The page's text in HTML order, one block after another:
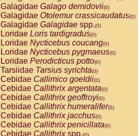
AtelidaeAteles geoffroyi(0)
AtelidaeAteles paniscus(0)
AtelidaeAtelesspp.(0)
Atelidae Lagothrix lagothricha
AtelidaeLagothrix lagothricha cana
PitheciidaeCacajao calvus
PitheciidaeCallicebus cupreus
PitheciidaeCallicebus donacophilus
PitheciidaeCallicebus moloch
PitheciidaeCallicebus torquatus
PitheciidaeCallicebusspp.(0)
PitheciidaeChiropotes satanas(0)
PitheciidaePithecia monachus
PitheciidaePithecia pithecia(0)
CercopithecidaeCercocebus agilis
Galagidae Galago demidovii(0)
Galagidae Otolemur crassicaudatus(0)
Galagidae Galagidae spp.(0)
Loridae Loris tardigradus(0)
Loridae Nycticebus coucang(0)
Loridae Nycticebus pygmaeus(0)
Loridae Perodicticus potto(0)
Tarsiidae Tarsius syrichta(0)
Cebidae Callimico goeldii(0)
Cebidae Callithrix argentata(0)
Cebidae Callithrix geoffroyi(0)
Cebidae Callithrix humeralifer(0)
Cebidae Callithrix jacchus(0)
Cebidae Callithrix penicillata(0)
Cebidae Callithrixspp.(0)